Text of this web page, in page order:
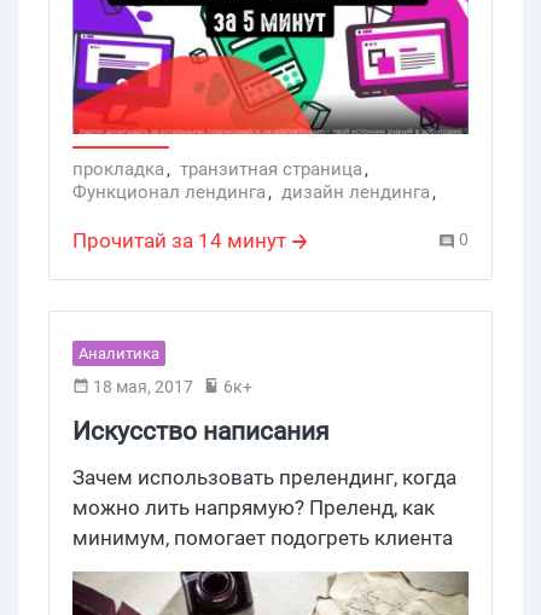
тщательно выстроенную связку. Так что
будем учиться выбирать себе хороший
лендинг и транзитку.
прокладка, транзитная страница,
Функционал лендинга, дизайн лендинга,
Прочитай за 14 минут 0
Аналитика
18 мая, 2017 6к+
Искусство написания
прелендингов
Зачем использовать прелендинг, когда
можно лить напрямую? Преленд, как
минимум, помогает подогреть клиента
и повышает вероятность его
конвертации в лид – скажет любой